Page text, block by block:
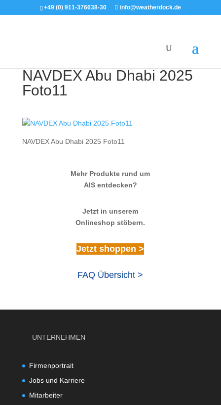
+49 (0) 911-376638-30 info@weatherdock.de
NAVDEX Abu Dhabi 2025
Foto11
NAVDEX Abu Dhabi 2025 Foto11
Mehr Produkte rund um
AIS entdecken?
Jetzt in unserem
Onlineshop stöbern.
Jetzt shoppen >
FAQ Übersicht >
UNTERNEHMEN
Firmenportrait
Jobs und Karriere
Mitarbeiter